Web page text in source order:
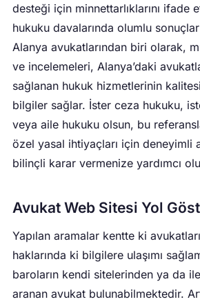
desteği için minnettarlıklarını ifade
hukuku davalarında olumlu
Alanya avukatlarından biri olarak,
ve incelemeleri, Alanya’daki
sağlanan hukuk hizmetlerinin
bilgiler sağlar. İster ceza hukuku,
veya aile hukuku olsun, bu
özel yasal ihtiyaçları için deneyimli
bilinçli karar vermenize yardımcı
Avukat Web Sitesi Yol
Yapılan aramalar kentte ki
haklarında ki bilgilere ulaşımı
baroların kendi sitelerinden ya da
aranan avukat bulunabilmektedir.